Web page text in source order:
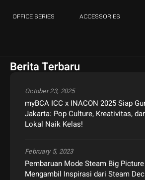
OFFICE SERIES ACCESSORIES
Berita Terbaru
myBCA ICC x INACON 2025 Siap
Jakarta: Pop Culture, Kreativitas,
Lokal Naik Kelas!
October 23, 2025
Pembaruan Mode Steam Big Picture
Mengambil Inspirasi dari Steam
February 5, 2023